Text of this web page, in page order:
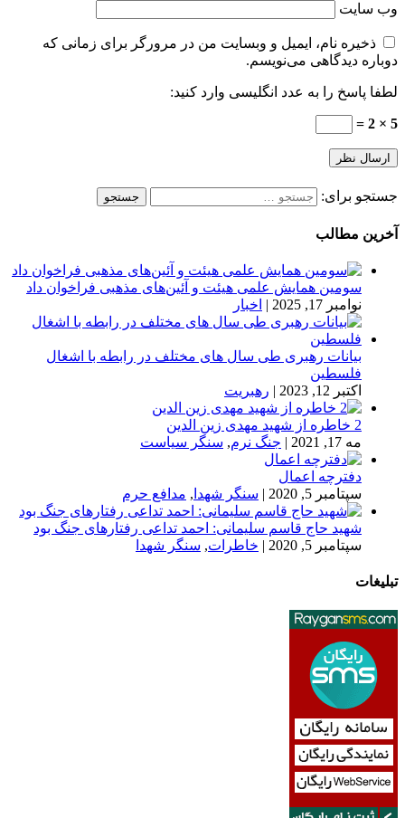
وب‌ سایت
ذخیره نام، ایمیل و وبسایت من در مرورگر برای زمانی که
دوباره دیدگاهی می‌نویسم.
لطفا پاسخ را به عدد انگلیسی وارد کنید:
5 × 2 =
جستجو برای:
آخرین مطالب
سومین همایش علمی هیئت و آئین‌های مذهبی فراخوان داد
نوامبر 17, 2025
| اخبار
بیانات رهبری طی سال های مختلف در رابطه با اشغال
فلسطین
اکتبر 12, 2023
| رهبریت
2 خاطره از شهید مهدی زین الدین
مه 17, 2021
| جنگ نرم, سنگر سیاست
دفترچه اعمال
سپتامبر 5, 2020
| سنگر شهدا , مدافع حرم
شهید حاج قاسم سلیمانی: احمد تداعی رفتارهای جنگ بود
سپتامبر 5, 2020
| خاطرات, سنگر شهدا
تبلیغات